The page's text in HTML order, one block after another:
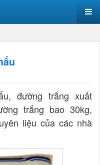
đường trắng xuất
trắng bao 30kg,
liệu của các nhà